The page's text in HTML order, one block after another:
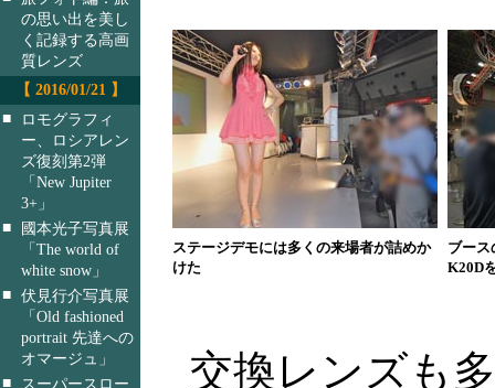
の思い出を美し
く記録する高画
質レンズ
【 2016/01/21 】
■
ロモグラフィ
ー、ロシアレン
ズ復刻第2弾
「New Jupiter
3+」
■
國本光子写真展
「The world of
white snow」
■ 伏見行介写真展
「Old fashioned
portrait 先達への
オマージュ」
■
スーパースロー
ステージデモには多くの来場者が詰めか
けた
ブース
K20D
交換レンズも